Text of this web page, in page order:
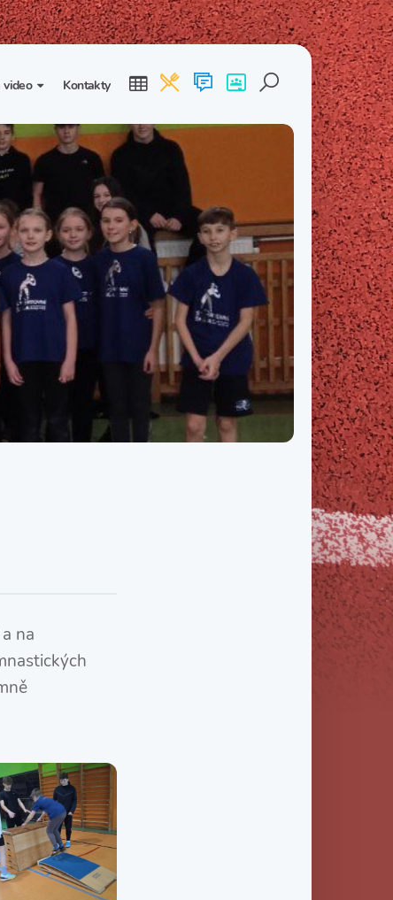
Třída I. B Třída I. C
Třída II. B Třída II. C
Třída III. B
Třída IV. B Třída IV. C
Třída V. B Třída V. C
Třída VI. B Třída VI. C
Třída VII. B Třída VII. C
Třída VIII. C
Třída IX. C
video Kontakty
na